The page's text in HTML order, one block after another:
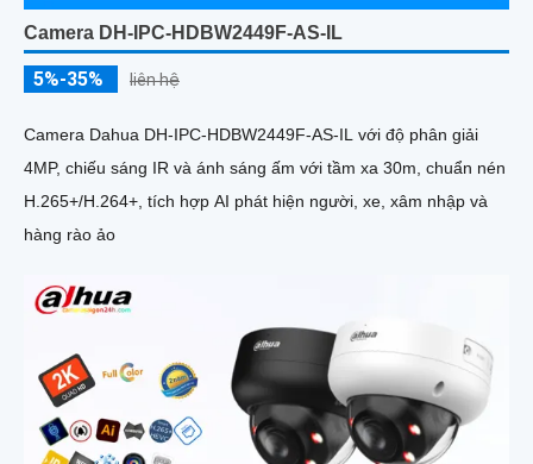
Camera DH-IPC-HDBW2449F-AS-IL
5%-35% liên hệ
Camera Dahua DH-IPC-HDBW2449F-AS-IL với độ phân giải
4MP, chiếu sáng IR và ánh sáng ấm với tầm xa 30m, chuẩn nén
H.265+/H.264+, tích hợp AI phát hiện người, xe, xâm nhập và
hàng rào ảo